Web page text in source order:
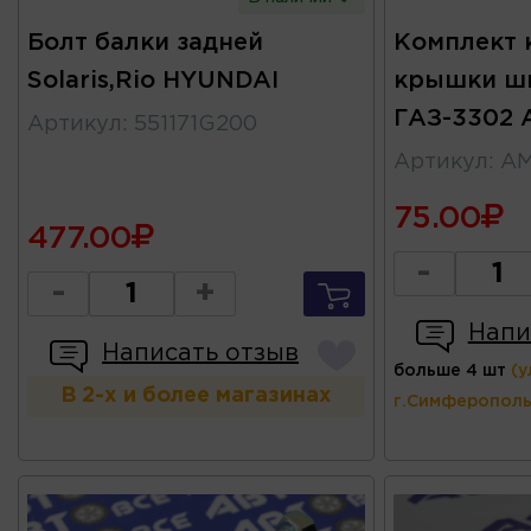
Болт балки задней
Solaris,Rio HYUNDAI
Артикул : 551171G200
477.00
- +
Написать отзыв
В 2-х и более магазинах
Комплект
крышки
ГАЗ-3302
Артикул :
75.00
-
больше 4 шт